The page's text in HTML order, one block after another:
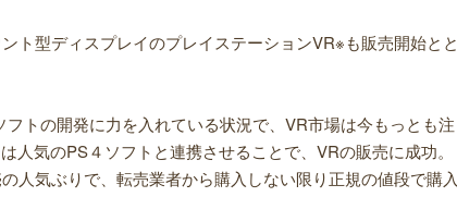
ト型ディスプレイのプレイステーションVR※も販売開始とと
トの開発に力を入れている状況で、VR市場は今もっとも注
人気のPS４ソフトと連携させることで、VRの販売に成功。
人気ぶりで、転売業者から購入しない限り正規の値段で購入